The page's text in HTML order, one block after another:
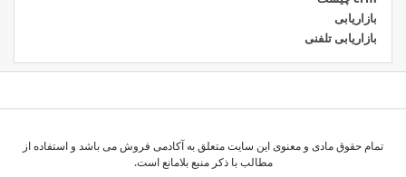
بازاریابی
بازاریابی تلفنی
تمام حقوق مادی و معنوی این سایت متعلق به آکادمی فروش می باشد و استفاده از
مطالب با ذکر منبع بلامانع است.